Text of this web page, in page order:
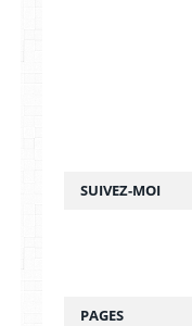
SUIVEZ-MOI
PAGES